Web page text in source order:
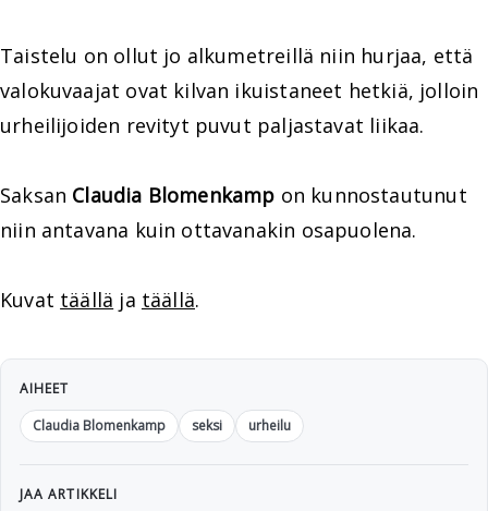
Taistelu on ollut jo alkumetreillä niin hurjaa, että
valokuvaajat ovat kilvan ikuistaneet hetkiä, jolloin
urheilijoiden revityt puvut paljastavat liikaa.
Saksan Claudia Blomenkamp on kunnostautunut
niin antavana kuin ottavanakin osapuolena.
Kuvat täällä ja täällä.
AIHEET
Claudia Blomenkamp
seksi urheilu
JAA ARTIKKELI